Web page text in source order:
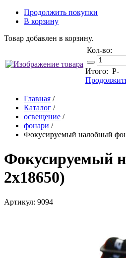
Продолжить покупки
В корзину
Товар добавлен в корзину.
Кол-во:
Итого: Р-
Главная /
Каталог /
освещение /
фонари /
Фокусируемый налобный
Фокусируемый
2х18650)
Артикул: 9094